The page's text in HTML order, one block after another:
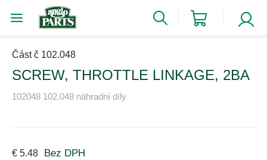
Část č 102.048
SCREW, THROTTLE LINKAGE, 2BA
102048 102.048 náhradní díly
€ 5.48 Bez DPH